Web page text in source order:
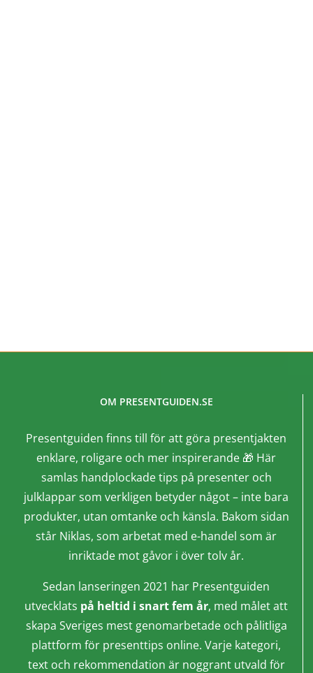
OM PRESENTGUIDEN.SE
Presentguiden finns till för att göra presentjakten
enklare, roligare och mer inspirerande 🎁 Här
samlas handplockade tips på presenter och
julklappar som verkligen betyder något – inte bara
produkter, utan omtanke och känsla. Bakom sidan
står Niklas, som arbetat med e-handel som är
inriktade mot gåvor i över tolv år.
Sedan lanseringen 2021 har Presentguiden
utvecklats på heltid i snart fem år, med målet att
skapa Sveriges mest genomarbetade och pålitliga
plattform för presenttips online. Varje kategori,
text och rekommendation är noggrant utvald för